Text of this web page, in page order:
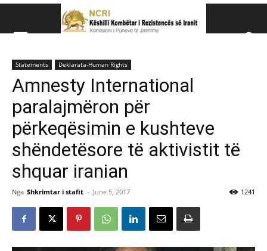
Këshillit Kombëtar të Rezistencës së Iranit (NCRI)
Statements Deklarata-Human Rights
Amnesty International
paralajmëron për
përkeqësimin e kushteve
shëndetësore të aktivistit të
shquar iranian
Nga Shkrimtar i stafit - June 5, 2017 1241